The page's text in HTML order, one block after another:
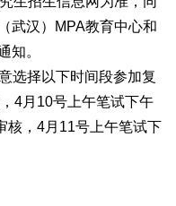
武汉）MPA教育中心和
知。
选择以下时间段参加复
4月10号上午笔试下午
核，4月11号上午笔试下